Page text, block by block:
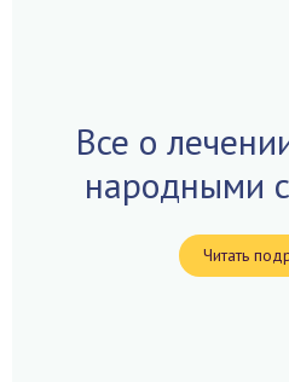
Все о
народными
Читать